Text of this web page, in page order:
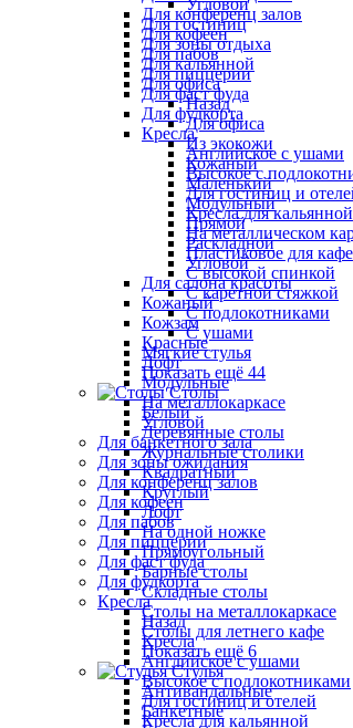
Для конференц залов
Для кофеен
Для пабов
Для пиццерии
Для фаст фуда
Для фудкорта
Кресла
Английское с ушами
Высокое с
Для гостиниц и
Кресла для кальянной
На металлическом
Пластиковое для кафе
С высокой спинкой
С каретной стяжкой
С подлокотниками
С ушами
Мягкие стулья
Показать ещё 44
Столы
Белый
Деревянные столы
Журнальные столики
Квадратный
Круглый
Лофт
На одной ножке
Прямоугольный
Барные столы
Складные столы
Столы на металлокаркасе
Столы для летнего кафе
Показать ещё 6
Стулья
Антивандальные
Банкетные
Угловой
Для гостиниц
Для зоны отдыха
Для кальянной
Для офиса
Назад
Для офиса
Из экокожи
Кожаный
Маленький
Модульный
Прямой
Раскладной
Угловой
Для салона красоты
Кожаный
Кожзам
Красные
Лофт
Модульные
На металлокаркасе
Угловой
Для банкетного зала
Для зоны ожидания
Для конференц залов
Для кофеен
Для пабов
Для пиццерии
Для фаст фуда
Для фудкорта
Кресла
Назад
Кресла
Английское с ушами
Высокое с подлокотниками
Для гостиниц и отелей
Кресла для кальянной